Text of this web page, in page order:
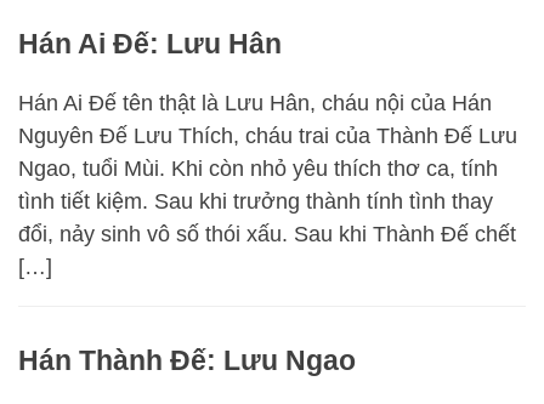
Hán Ai Đế: Lưu Hân
Hán Ai Đế tên thật là Lưu Hân, cháu nội của Hán
Nguyên Đế Lưu Thích, cháu trai của Thành Đế Lưu
Ngao, tuổi Mùi. Khi còn nhỏ yêu thích thơ ca, tính
tình tiết kiệm. Sau khi trưởng thành tính tình thay
đổi, nảy sinh vô số thói xấu. Sau khi Thành Đế chết
[…]
Hán Thành Đế: Lưu Ngao